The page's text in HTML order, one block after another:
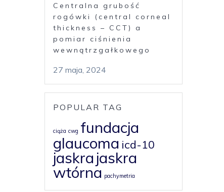
Centralna grubość
rogówki (central corneal
thickness – CCT) a
pomiar ciśnienia
wewnątrzgałkowego
27 maja, 2024
POPULAR TAG
ciąża cwg fundacja
glaucoma icd-10
jaskra jaskra
wtórna pachymetria